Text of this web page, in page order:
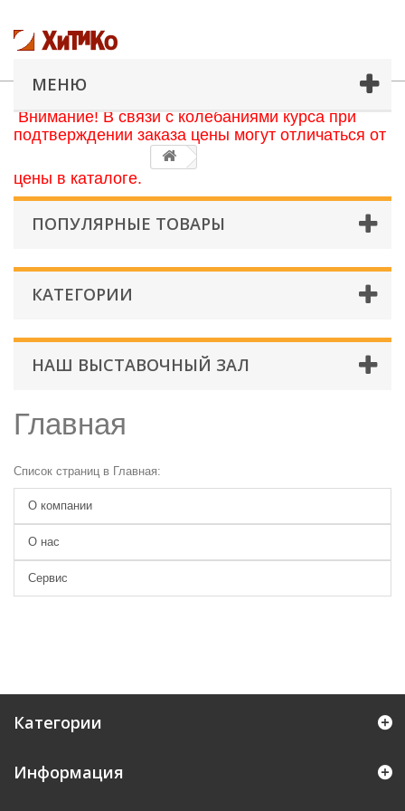
МЕНЮ
Внимание! В связи с колебаниями курса при
подтверждении заказа цены могут отличаться от
цены в каталоге.
ПОПУЛЯРНЫЕ ТОВАРЫ
КАТЕГОРИИ
НАШ ВЫСТАВОЧНЫЙ ЗАЛ
Главная
Список страниц в Главная:
О компании
О нас
Сервис
Категории
Информация